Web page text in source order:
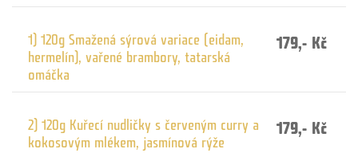
1) 120g Smažená sýrová variace (eidam,
hermelín), vařené brambory, tatarská
omáčka
179,- Kč
2) 120g Kuřecí nudličky s červeným curry a
kokosovým mlékem, jasmínová rýže 179,- Kč